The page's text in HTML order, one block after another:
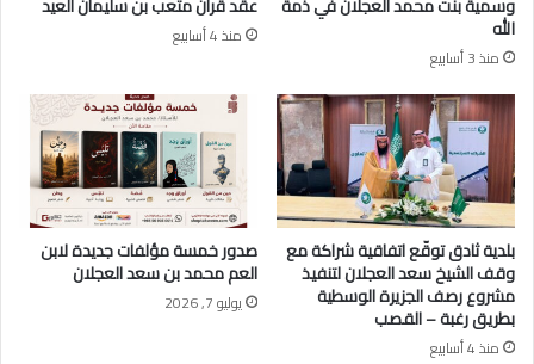
ا
ل
ع
ج
ل
ا
ن
الله
منذ 3 أسابيع
منذ 4 أسابيع
بلدية ثادق توقّع اتفاقية شراكة مع
وقف الشيخ سعد العجلان لتنفيذ
مشروع رصف الجزيرة الوسطية
بطريق رغبة – القصب
منذ 4 أسابيع
صدور خمسة مؤلفات جديدة لابن
العم محمد بن سعد العجلان
يوليو 7, 2026